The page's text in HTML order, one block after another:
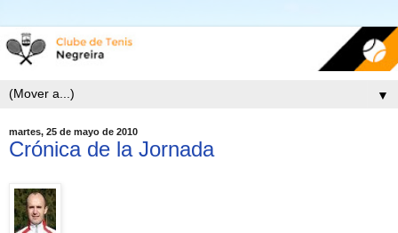
▼
martes, 25 de mayo de 2010
Crónica de la Jornada